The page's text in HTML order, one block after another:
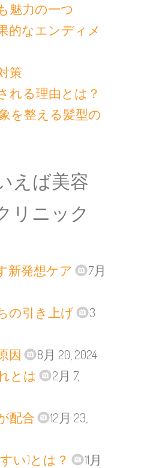
魅力の一つ
的なエンディメ
策
れる理由とは？
を整える髪型の
えば美容
リニック
新発想ケア
7月
の引き上げ
3
因
8月 20, 2024
とは
2月 7,
配合
12月 23,
い)とは？
11月